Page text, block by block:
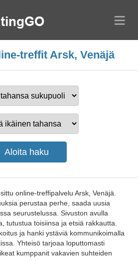
treffit Arsk, Venäjä
online-treffipalvelu Arsk, Venäjä.
perustaa perhe, saada uusia
seurustelussa. Sivuston avulla
tutustua toisiinsa ja etsiä rakkautta.
ja hanki ystäviä kommunikoimalla
Yhteisö tarjoaa loputtomasti
kumppanit vakavien suhteiden